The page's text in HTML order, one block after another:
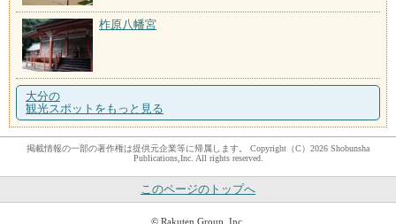
柞原八幡宮
大分の
観光スポットをもっと見る
掲載情報の一部の著作権は提供元企業等に帰属します。 Copyright（C）2026 Shobunsha
Publications,Inc. All rights reserved.
このページのトップへ
© Rakuten Group, Inc.